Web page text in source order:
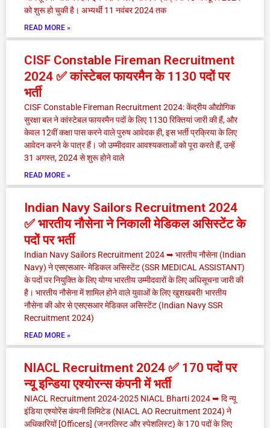
को शुरू हो चुकी है। अभ्यर्थी 11 नवंबर 2024 तक
READ MORE »
CISF Constable Fireman Recruitment
2024 ✅ कांस्टेबल फायरमैन के 1130 पदों पर
भर्ती
CISF Constable Fireman Recruitment 2024: केंद्रीय औद्योगिक
सुरक्षा बल ने कांस्टेबल फायरमैन पदों के लिए 1130 रिक्तियां जारी की हैं, और
केवल 12वीं कक्षा पास करने वाले पुरुष आवेदक ही, इस भर्ती प्रक्रिया के लिए
आवेदन करने के पात्र हैं। जो उम्मीदवार आवश्यकताओं को पूरा करते हैं, उन्हें
31 अगस्त, 2024 से शुरू होने वाले
READ MORE »
Indian Navy Sailors Recruitment 2024
✅ भारतीय नौसेना ने निकाली मेडिकल असिस्टेंट के
पदों पर भर्ती
Indian Navy Sailors Recruitment 2024 ➥ भारतीय नौसेना (Indian
Navy) ने एसएसआर- मेडिकल असिस्टेंट (SSR MEDICAL ASSISTANT)
के पदों पर नियुक्ति के लिए योग्य भारतीय उम्मीदवारों के लिए अधिसूचना जारी की
है। भारतीय नौसेना में शामिल होने वाले युवाओं के लिए खुशखबरी! भारतीय
नौसेना की ओर से एसएसआर मेडिकल असिस्टेंट (Indian Navy SSR
Recruitment 2024)
READ MORE »
NIACL Recruitment 2024 ✅ 170 पदों पर
न्यू इन्डिया एश्योरन्स कंपनी में भर्ती
NIACL Recruitment 2024-2025 NIACL Bharti 2024 ➥ दि न्यू
इंडिया एश्योरेंस कंपनी लिमिटेड (NIACL AO Recruitment 2024) ने
अधिकारियों [Officers] (जनरलिस्ट और स्पेशलिस्ट) के 170 पदों के लिए